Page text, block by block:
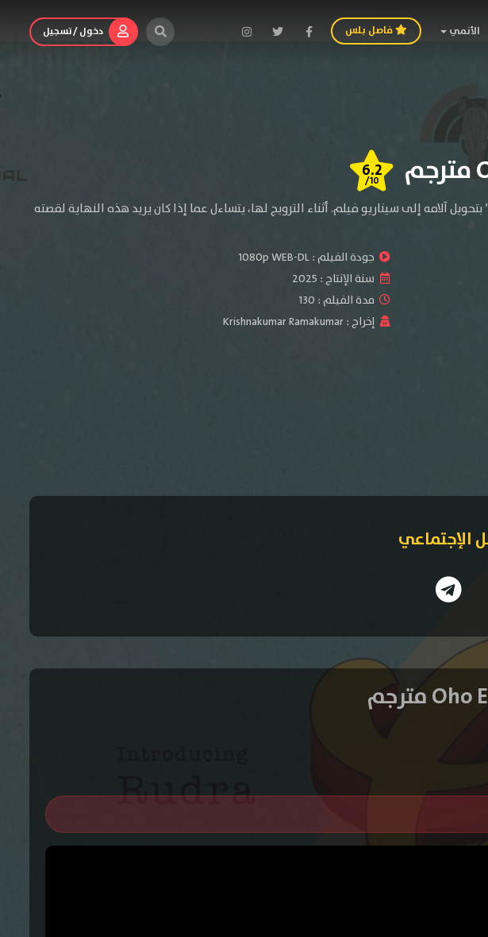
الأنمي فاصل بلس دخول / تسجيل
6.2
/10
آلامه إلى سيناريو فيلم. أثناء الترويج لها، يتساءل عما إذا كان يريد هذه النهاية لقصته
جودة الفيلم :1080p WEB-DL
سنة الإنتاج : 2025
مدة الفيلم : 130
إخراج :Krishnakumar Ramakumar
الإجتماعي